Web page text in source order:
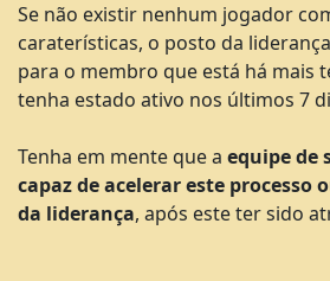
Se não existir nenhum jogador
caraterísticas, o posto da
para o membro que está há mais
tenha estado ativo nos últimos 7
Tenha em mente que a equipe de
capaz de acelerar este processo
da liderança, após este ter sido